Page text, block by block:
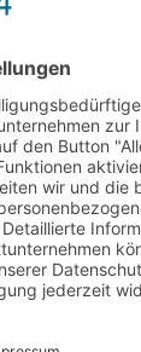
05231-
9711-
0
E-
Mail:
info@bsl-
detmold.de